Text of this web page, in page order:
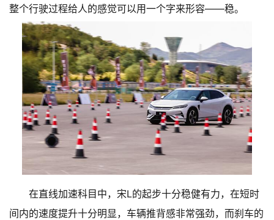
整个行驶过程给人的感觉可以用一个字来形容——稳。
在直线加速科目中，宋L的起步十分稳健有力，在短时
间内的速度提升十分明显，车辆推背感非常强劲，而刹车的